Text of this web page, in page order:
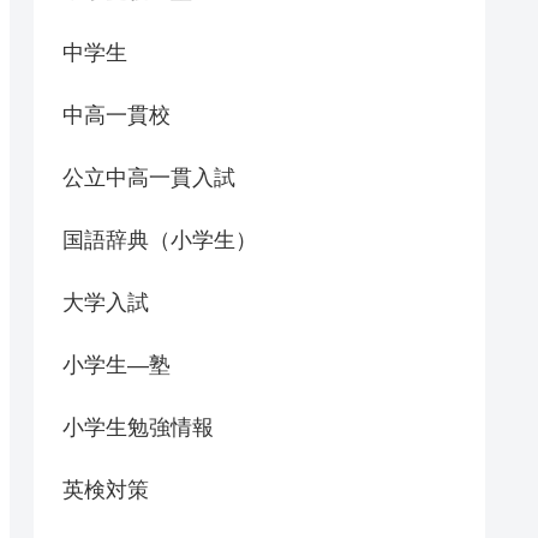
中学生
中高一貫校
公立中高一貫入試
国語辞典（小学生）
大学入試
小学生―塾
小学生勉強情報
英検対策